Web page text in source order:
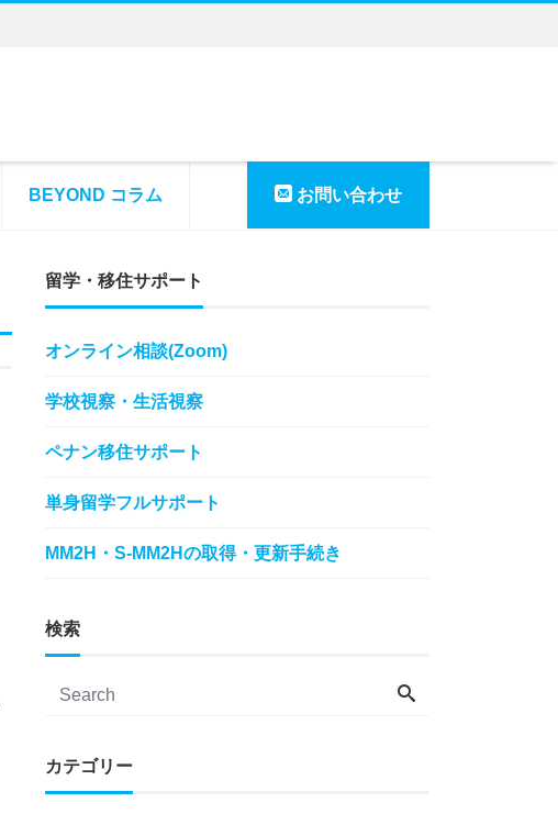
BEYOND コラム お問い合わせ
留学・移住サポート
オンライン相談(Zoom)
学校視察・生活視察
ペナン移住サポート
単身留学フルサポート
MM2H・S-MM2Hの取得・更新手続き
検索
カテゴリー